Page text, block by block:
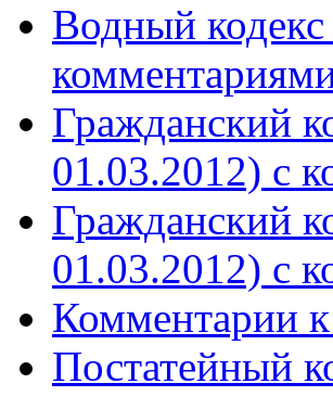
Водный
Гражданский
01.03.2012) с
Гражданский
01.03.2012) с
Комментарии
Постатейный